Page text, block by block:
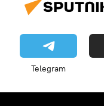
Telegram